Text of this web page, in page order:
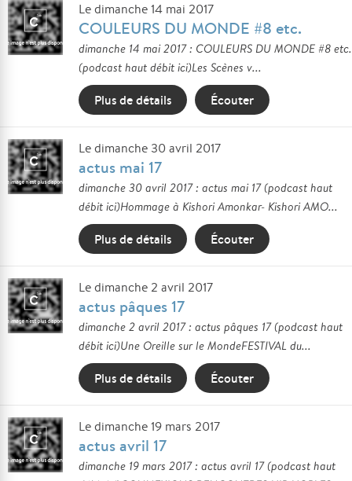
Le dimanche 14 mai 2017
COULEURS DU MONDE #8 etc.
dimanche 14 mai 2017 : COULEURS DU MONDE #8 etc.
(podcast haut débit ici)Les Scènes v...
Plus de détails Écouter
Le dimanche 30 avril 2017
actus mai 17
dimanche 30 avril 2017 : actus mai 17 (podcast haut
débit ici)Hommage à Kishori Amonkar- Kishori AMO...
Plus de détails Écouter
Le dimanche 2 avril 2017
actus pâques 17
dimanche 2 avril 2017 : actus pâques 17 (podcast haut
débit ici)Une Oreille sur le MondeFESTIVAL du...
Plus de détails Écouter
Le dimanche 19 mars 2017
actus avril 17
dimanche 19 mars 2017 : actus avril 17 (podcast haut